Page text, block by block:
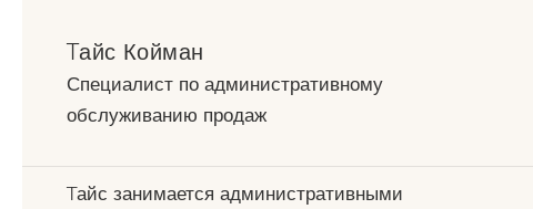
Tайс Койман
Специалист по административному
обслуживанию продаж
Tайс занимается административными